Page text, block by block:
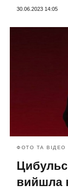
30.06.2023 14:05
ФОТО ТА ВІДЕО
вийшла